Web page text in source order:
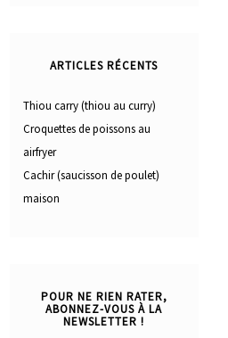
ARTICLES RÉCENTS
Thiou carry (thiou au curry)
Croquettes de poissons au
airfryer
Cachir (saucisson de poulet)
maison
POUR NE RIEN RATER,
ABONNEZ-VOUS À LA
NEWSLETTER !